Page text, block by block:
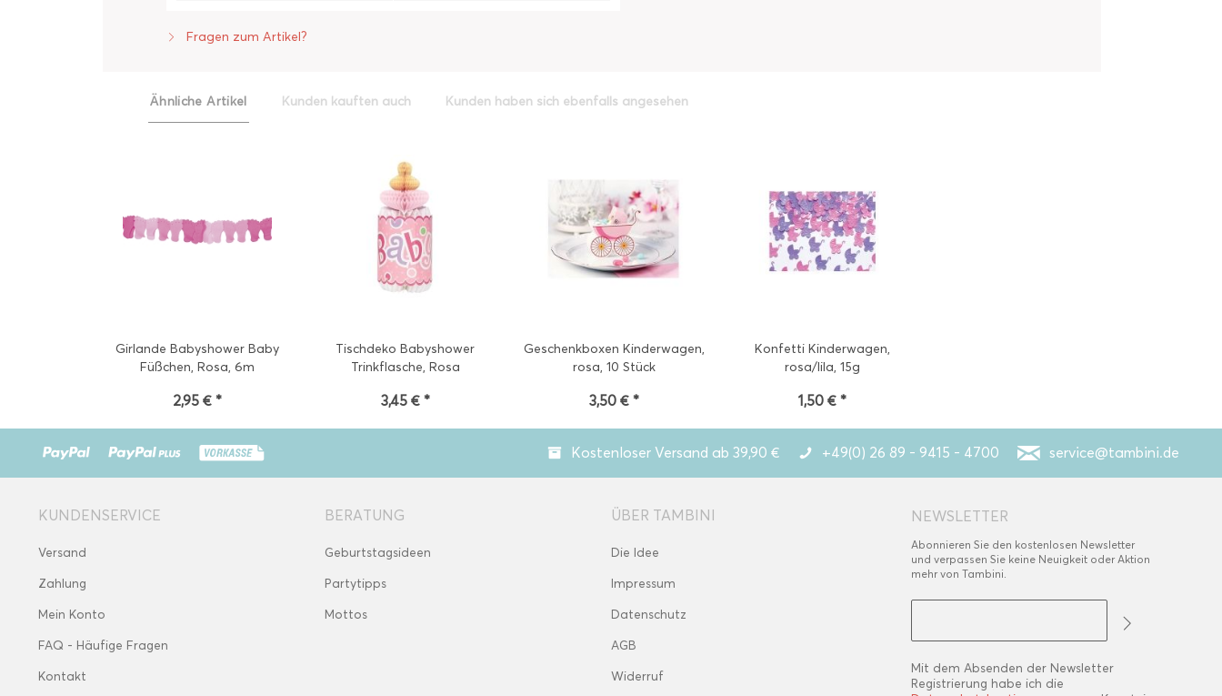
Fragen zum Artikel?
Ähnliche Artikel Kunden kauften auch Kunden haben sich ebenfalls angesehen
Girlande Babyshower Baby
Füßchen, Rosa, 6m
2,95 € *
Tischdeko Babyshower
Trinkflasche, Rosa
3,45 € *
Geschenkboxen Kinderwagen,
rosa, 10 Stück
3,50 € *
Konfetti Kinderwagen,
rosa/lila, 15g
1,50 € *
Kostenloser Versand ab 39,90 € +49(0) 26 89 - 9415 - 4700 service@tambini.de
KUNDENSERVICE
Versand
Zahlung
Mein Konto
FAQ - Häufige Fragen
Kontakt
BERATUNG
Geburtstagsideen
Partytipps
Mottos
ÜBER TAMBINI
Die Idee
Impressum
Datenschutz
AGB
Widerruf
NEWSLETTER
Abonnieren Sie den kostenlosen Newsletter
und verpassen Sie keine Neuigkeit oder Aktion
mehr von Tambini.
Mit dem Absenden der Newsletter
Registrierung habe ich die